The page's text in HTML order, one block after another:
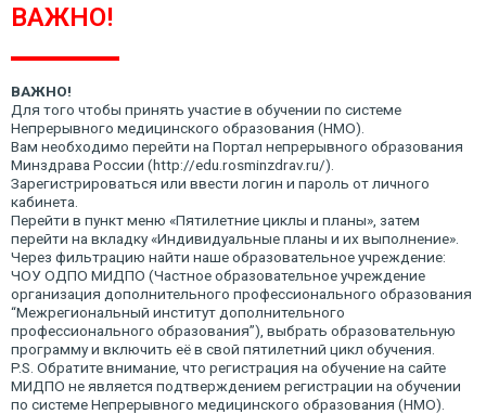
ВАЖНО!
ВАЖНО!
Для того чтобы принять участие в обучении по системе
Непрерывного медицинского образования (НМО).
Вам необходимо перейти на Портал непрерывного образования
Минздрава России (http://edu.rosminzdrav.ru/).
Зарегистрироваться или ввести логин и пароль от личного
кабинета.
Перейти в пункт меню «Пятилетние циклы и планы», затем
перейти на вкладку «Индивидуальные планы и их выполнение».
Через фильтрацию найти наше образовательное учреждение:
ЧОУ ОДПО МИДПО (Частное образовательное учреждение
организация дополнительного профессионального образования
“Межрегиональный институт дополнительного
профессионального образования”), выбрать образовательную
программу и включить её в свой пятилетний цикл обучения.
P.S. Обратите внимание, что регистрация на обучение на сайте
МИДПО не является подтверждением регистрации на обучении
по системе Непрерывного медицинского образования (НМО).